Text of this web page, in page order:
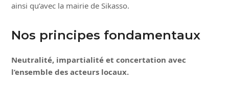
ainsi qu’avec la mairie de Sikasso.
Nos principes fondamentaux
Neutralité, impartialité et concertation avec
l’ensemble des acteurs locaux.